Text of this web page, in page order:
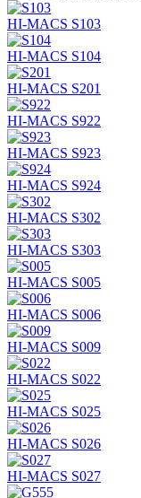
HI-MACS S103
HI-MACS S104
HI-MACS S201
HI-MACS S922
HI-MACS S923
HI-MACS S924
HI-MACS S302
HI-MACS S303
HI-MACS S005
HI-MACS S006
HI-MACS S009
HI-MACS S022
HI-MACS S025
HI-MACS S026
HI-MACS S027